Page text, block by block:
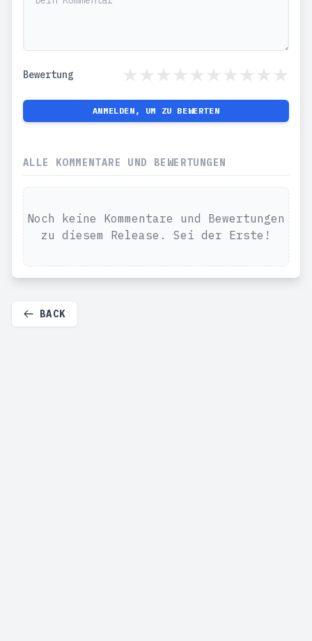
Bewertung
ANMELDEN, UM ZU BEWERTEN
ALLE KOMMENTARE UND BEWERTUNGEN
Noch keine Kommentare und Bewertungen
zu diesem Release. Sei der Erste!
BACK